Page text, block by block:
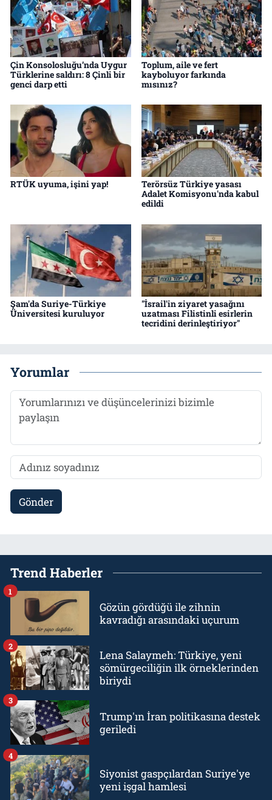
Çin Konsolosluğu’nda Uygur
Türklerine saldırı: 8 Çinli bir
genci darp etti
Toplum, aile ve fert
kayboluyor farkında
mısınız?
RTÜK uyuma, işini yap!
Terörsüz Türkiye yasası
Adalet Komisyonu'nda kabul
edildi
Şam'da Suriye-Türkiye
Üniversitesi kuruluyor
"İsrail'in ziyaret yasağını
uzatması Filistinli esirlerin
tecridini derinleştiriyor"
Yorumlar
Gönder
Trend Haberler
Gözün gördüğü ile zihnin
kavradığı arasındaki uçurum
1
Lena Salaymeh: Türkiye, yeni
sömürgeciliğin ilk örneklerinden
biriydi
2
Trump'ın İran politikasına destek
geriledi
3
Siyonist gaspçılardan Suriye'ye
yeni işgal hamlesi
4